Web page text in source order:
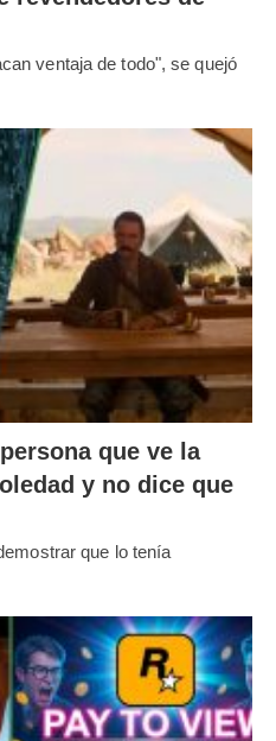
ventaja de todo", se quejó
que ve la
y no dice que
que lo tenía